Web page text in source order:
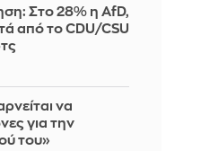
Στο 28% η AfD,
από το CDU/CSU
να
για την
του»